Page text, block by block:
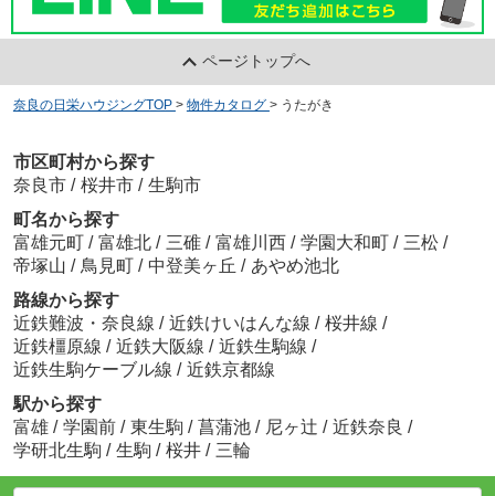
ページトップへ
奈良の日栄ハウジングTOP > 物件カタログ > うたがき
市区町村から探す
奈良市 / 桜井市 / 生駒市
町名から探す
富雄元町 / 富雄北 / 三碓 / 富雄川西 / 学園大和町 / 三松 /
帝塚山 / 鳥見町 / 中登美ヶ丘 / あやめ池北
路線から探す
近鉄難波・奈良線 / 近鉄けいはんな線 / 桜井線 /
近鉄橿原線 / 近鉄大阪線 / 近鉄生駒線 /
近鉄生駒ケーブル線 / 近鉄京都線
駅から探す
富雄 / 学園前 / 東生駒 / 菖蒲池 / 尼ヶ辻 / 近鉄奈良 /
学研北生駒 / 生駒 / 桜井 / 三輪